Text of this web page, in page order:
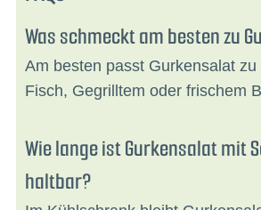
Was schmeckt am besten zu
Am besten passt Gurkensalat zu
Fisch, Gegrilltem oder frischem
Wie lange ist Gurkensalat mit
haltbar?